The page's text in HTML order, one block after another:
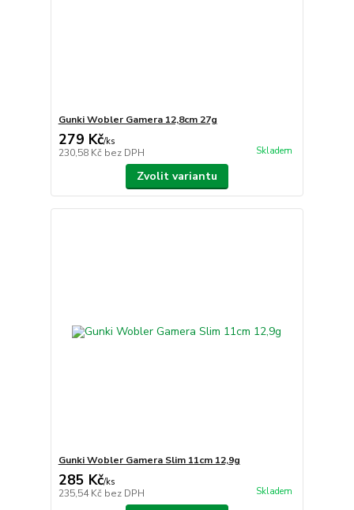
Gunki Wobler Gamera 12,8cm 27g
279 Kč/ks
230,58 Kč bez DPH Skladem
Zvolit variantu
Gunki Wobler Gamera Slim 11cm 12,9g
285 Kč/ks
235,54 Kč bez DPH Skladem